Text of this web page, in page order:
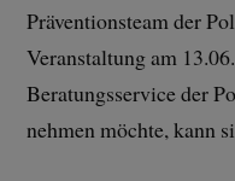
Präventionsteam der
Veranstaltung am
Beratungsservice der
nehmen möchte, kann